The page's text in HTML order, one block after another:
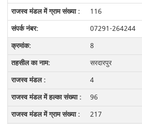
116
07291-264244
8
सरदारपुर
4
96
217